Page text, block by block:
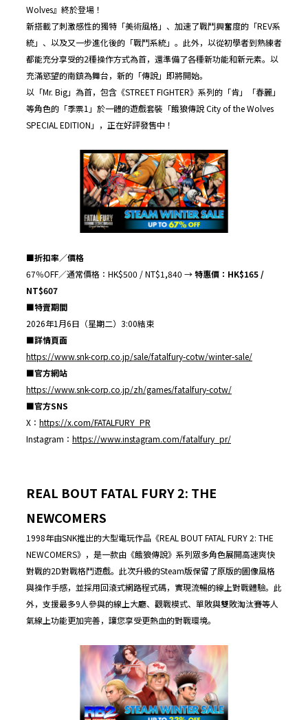
Wolves』終於登場！
新搭載了刺激感性的獨特「美術風格」、加速了戰鬥興奮度的「REV系
統」、以及又一步進化後的「戰鬥系統」。此外，以從初學者到熟練者
都能充分享受的2種操作方式為首，還準備了各種新功能和新元素。以
充滿慾望的南鎮為舞台，新的「傳說」即將開始。
以「Mr. Big」為首，包含《STREET FIGHTER》系列的「肯」「春麗」
等角色的「季票1」於一體的遊戲套裝「餓狼傳說 City of the Wolves
SPECIAL EDITION」，正在好評發售中！
■折扣率／價格
67％OFF／通常價格：HK$500 / NT$1,840 →特惠價： HK$165 /
NT$607
■特賣期間
2026年1月6日（星期二）3:00結束
■詳情頁面
https://www.snk-corp.co.jp/sale/fatalfury-cotw/winter-sale/
■官方網站
https://www.snk-corp.co.jp/zh/games/fatalfury-cotw/
■官方SNS
X： https://x.com/FATALFURY_PR
Instagram： https://www.instagram.com/fatalfury_pr/
REAL BOUT FATAL FURY 2: THE
NEWCOMERS
1998年由SNK推出的大型電玩作品《REAL BOUT FATAL FURY 2: THE
NEWCOMERS》，是一款由《餓狼傳說》系列眾多角色展開高速爽快
對戰的2D對戰格鬥遊戲。此次升級的Steam版保留了原版的圖像風格
與操作手感，並採用回滾式網路程式碼，實現流暢的線上對戰體驗。此
外，支援最多9人參與的線上大廳、觀戰模式、單敗與雙敗淘汰賽等人
氣線上功能更加完善，讓您享受更熱血的對戰環境。